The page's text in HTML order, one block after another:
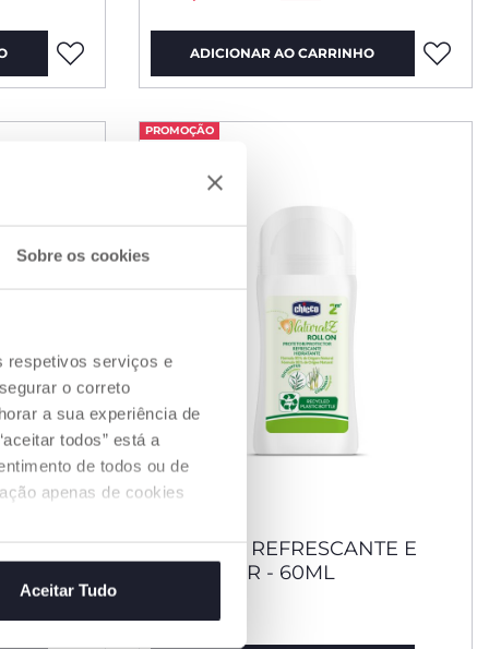
Sobre os cookies
respetivos serviços e
o correto
a sua experiência de
todos” está a
de todos ou de
apenas de cookies
Aceitar Tudo
ADICIONAR AO CARRINHO
E
PROMOÇÃO
ROLL-ON REFRESCANTE E
PROTETOR - 60ML